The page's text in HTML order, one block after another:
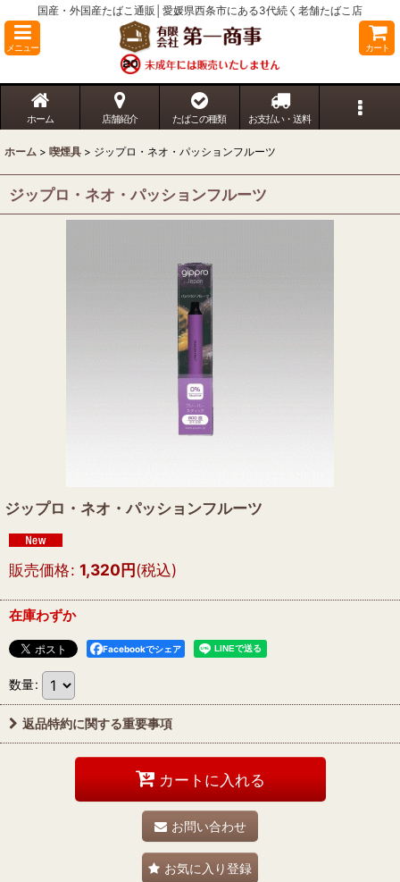
国産・外国産たばこ通販│愛媛県西条市にある3代続く老舗たばこ店
メニュー カート
ホーム 店舗紹介 たばこの種類 お支払い・送料
ホーム > 喫煙具 > ジップロ・ネオ・パッションフルーツ
ジップロ・ネオ・パッションフルーツ
ジップロ・ネオ・パッションフルーツ
販売価格: 1,320円(税込)
在庫わずか
Facebookでシェア
数量:
返品特約に関する重要事項
カートに入れる
お問い合わせ
お気に入り登録